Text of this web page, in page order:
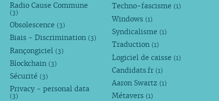
Radio Cause Commune
(3)
Obsolescence (3)
Biais - Discrimination (3)
Rançongiciel (3)
Blockchain (3)
Sécurité (3)
Privacy - personal data
(3)
Techno-fascisme (1)
Windows (1)
Syndicalisme (1)
Traduction (1)
Logiciel de caisse (1)
Candidats.fr (1)
Aaron Swartz (1)
Métavers (1)